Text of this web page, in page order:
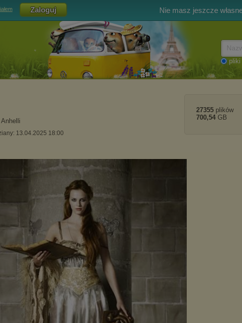
Nie masz jeszcze
pliki
Anhelli
13.04.2025 18:00
27355 plików
700,54 GB